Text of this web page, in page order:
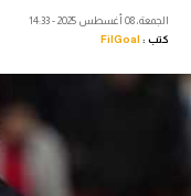
فانتازي في الجول
مسابقة التوقعات
الجمعة، 08 أغسطس 2025 - 14:33
كتب : FilGoal